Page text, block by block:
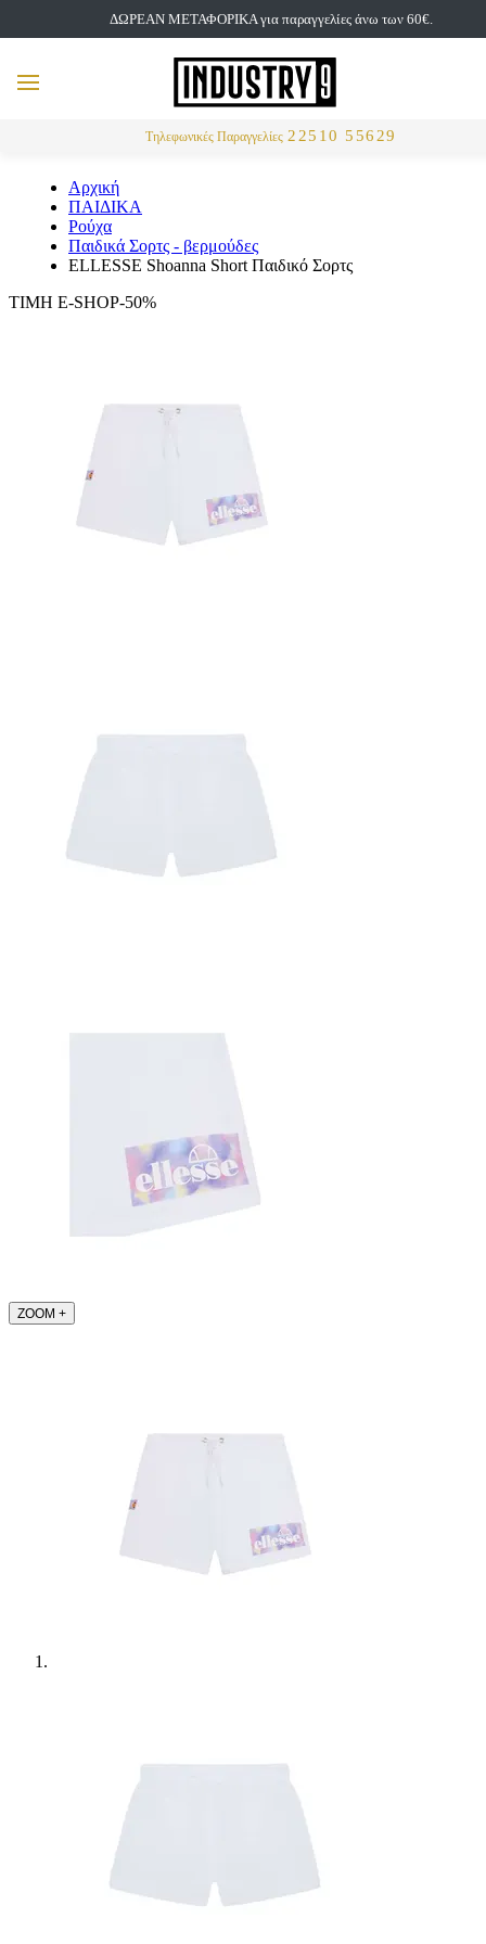
ΔΩΡΕΑΝ ΜΕΤΑΦΟΡΙΚΑ για παραγγελίες άνω των 60€.
Τηλεφωνικές Παραγγελίες 22510 55629
MENU
Αρχική
ΠΑΙΔΙΚΑ
Ρούχα
Παιδικά Σορτς - βερμούδες
ELLESSE Shoanna Short Παιδικό Σορτς
ΤΙΜΗ E-SHOP-50%
ZOOM +